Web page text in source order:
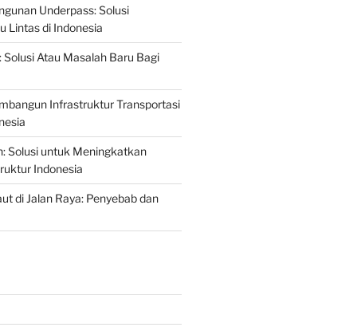
Underpass: Solusi
Lintas di Indonesia
Solusi Atau Masalah Baru Bagi
Infrastruktur Transportasi
Solusi untuk Meningkatkan
Indonesia
di Jalan Raya: Penyebab dan